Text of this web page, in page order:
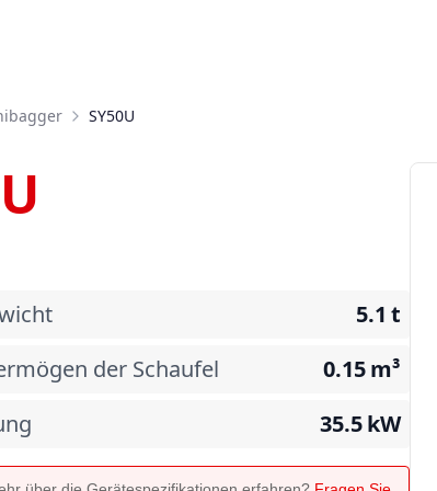
SY50U
5.1 t
der Schaufel
0.15m³
35.5kW